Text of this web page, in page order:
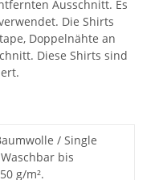
Ausschnitt. Es
Die Shirts
Doppelnähte an
Diese Shirts sind
/ Single
Waschbar bis
g/m².